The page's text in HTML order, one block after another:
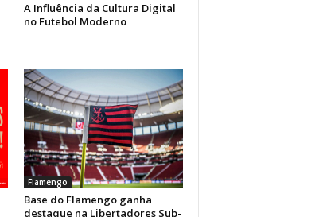
A Influência da Cultura Digital
no Futebol Moderno
Flamengo
Base do Flamengo ganha
destaque na Libertadores Sub-